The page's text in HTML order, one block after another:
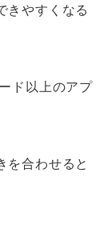
きやすくなる
ド以上のアプ
を合わせると